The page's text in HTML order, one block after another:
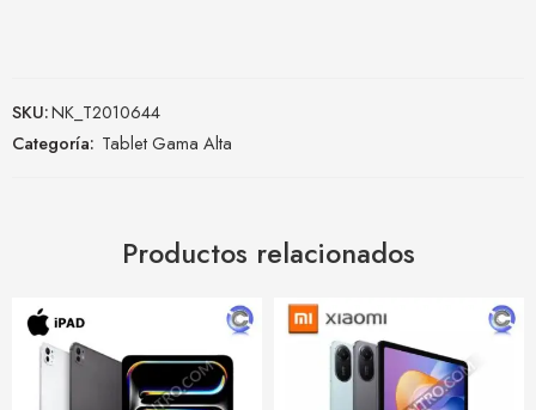
SKU:NK_T2010644
Categoría: Tablet Gama Alta
Productos relacionados